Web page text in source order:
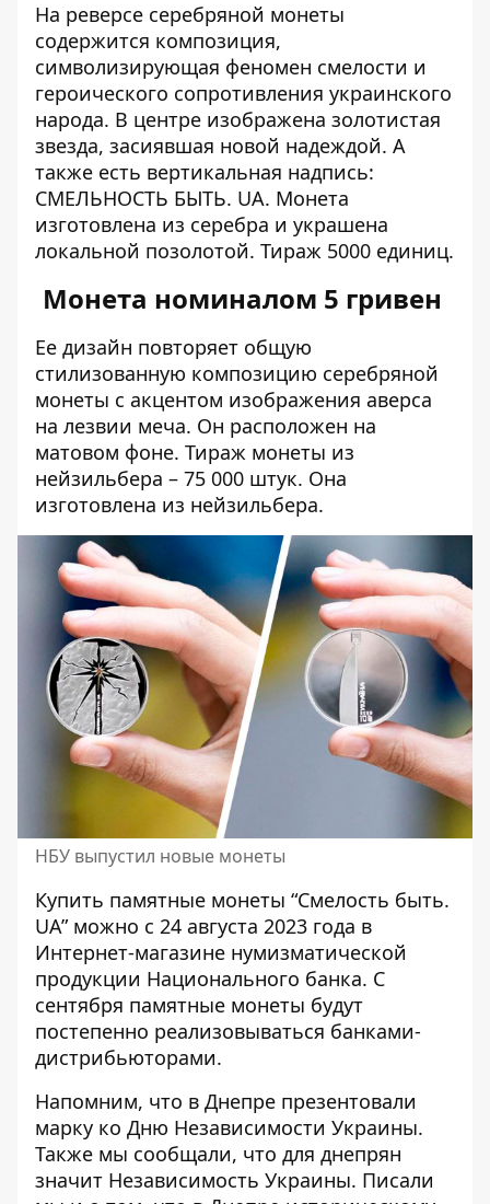
На реверсе серебряной монеты
содержится композиция,
символизирующая феномен смелости и
героического сопротивления украинского
народа. В центре изображена золотистая
звезда, засиявшая новой надеждой. А
также есть вертикальная надпись:
СМЕЛЬНОСТЬ БЫТЬ. UA. Монета
изготовлена ​​из серебра и украшена
локальной позолотой. Тираж 5000 единиц.
Монета номиналом 5 гривен
Ее дизайн повторяет общую
стилизованную композицию серебряной
монеты с акцентом изображения аверса
на лезвии меча. Он расположен на
матовом фоне. Тираж монеты из
нейзильбера – 75 000 штук. Она
изготовлена ​​из нейзильбера.
НБУ выпустил новые монеты
Купить памятные монеты “Смелость быть.
UA” можно с 24 августа 2023 года в
Интернет-магазине нумизматической
продукции Национального банка. С
сентября памятные монеты будут
постепенно реализовываться банками-
дистрибьюторами.
Напомним, что в Днепре презентовали
марку ко Дню Независимости Украины.
Также мы сообщали, что для днепрян
значит Независимость Украины. Писали